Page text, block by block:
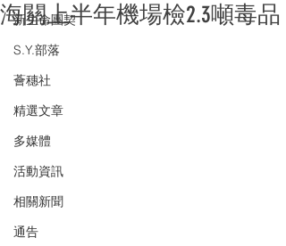
新生命團契
S.Y.部落
薈穗社
精選文章
多媒體
活動資訊
相關新聞
通告
海關上半年機場檢2.3噸毒品